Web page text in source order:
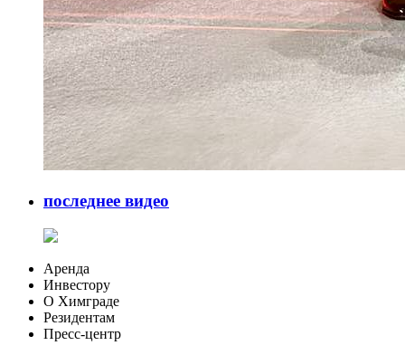
последнее видео
Аренда
Инвестору
О Химграде
Резидентам
Пресс-центр